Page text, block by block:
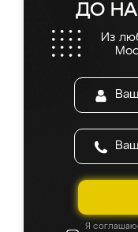
ДО
Из
Я